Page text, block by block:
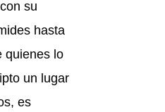
su
hasta
quienes lo
un lugar
es